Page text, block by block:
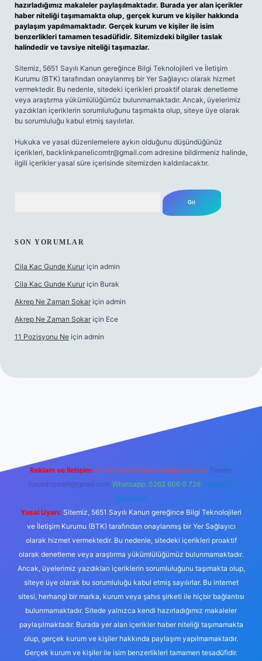
hazırladığımız makaleler paylaşılmaktadır. Burada yer alan içerikler
haber niteliği taşımamakta olup, gerçek kurum ve kişiler hakkında
paylaşım yapılmamaktadır. Gerçek kurum ve kişiler ile isim
benzerlikleri tamamen tesadüfidir. Sitemizdeki bilgiler taslak
halindedir ve tavsiye niteliği taşımazlar.
Sitemiz, 5651 Sayılı Kanun gereğince Bilgi Teknolojileri ve İletişim
Kurumu (BTK) tarafından onaylanmış bir Yer Sağlayıcı olarak hizmet
vermektedir. Bu nedenle, sitedeki içerikleri proaktif olarak denetleme
veya araştırma yükümlülüğümüz bulunmamaktadır. Ancak, üyelerimiz
yazdıkları içeriklerin sorumluluğunu taşımakta olup, siteye üye olarak
bu sorumluluğu kabul etmiş sayılırlar.
Hukuka ve yasal düzenlemelere aykırı olduğunu düşündüğünüz
içerikleri, backlinkpanelicomtr@gmail.com adresine bildirmeniz halinde,
ilgili içerikler yasal süre içerisinde sitemizden kaldırılacaktır.
SON YORUMLAR
Cila Kac Gunde Kurur için admin
Cila Kac Gunde Kurur için Burak
Akrep Ne Zaman Sokar için admin
Akrep Ne Zaman Sokar için Ece
11 Pozisyonu Ne için admin
Reklam ve İletişim: E-mail: backlinkpaneli@gmail.com Teams:
forumhizmeti@gmail.com Whatsapp: 0262 606 0 726 Telegram:
@karabul
Yasal Uyarı: Sitemiz, 5651 Sayılı Kanun gereğince Bilgi Teknolojileri
ve İletişim Kurumu (BTK) tarafından onaylanmış bir Yer Sağlayıcı
olarak hizmet vermektedir. Bu nedenle, sitedeki içerikleri proaktif
olarak denetleme veya araştırma yükümlülüğümüz bulunmamaktadır.
Ancak, üyelerimiz yazdıkları içeriklerin sorumluluğunu taşımakta olup,
siteye üye olarak bu sorumluluğu kabul etmiş sayılırlar. Bu internet
sitesi, herhangi bir marka, kurum veya şahıs şirketi ile hiçbir bağlantısı
bulunmamaktadır. Sitede yalnızca kendi hazırladığımız makaleler
paylaşılmaktadır. Burada yer alan içerikler haber niteliği taşımamakta
olup, gerçek kurum ve kişiler hakkında paylaşım yapılmamaktadır.
Gerçek kurum ve kişiler ile isim benzerlikleri tamamen tesadüfidir.